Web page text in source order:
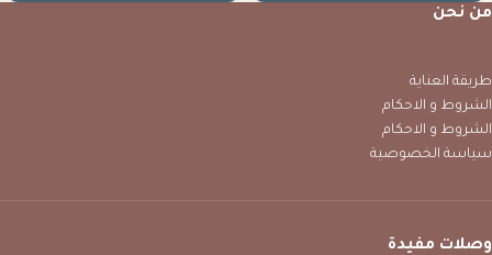
من نحن
طريقة العناية
الشروط و الاحكام
الشروط و الاحكام
سياسة الخصوصية
وصلات مفيدة